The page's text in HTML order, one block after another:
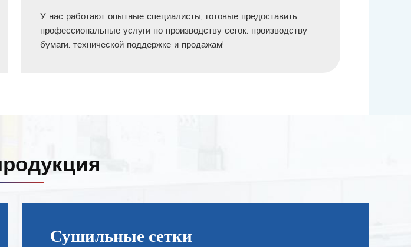
У нас работают опытные специалисты, готовые предоставить
профессиональные услуги по производству сеток, производству
бумаги, технической поддержке и продажам!
Сушильные сетки